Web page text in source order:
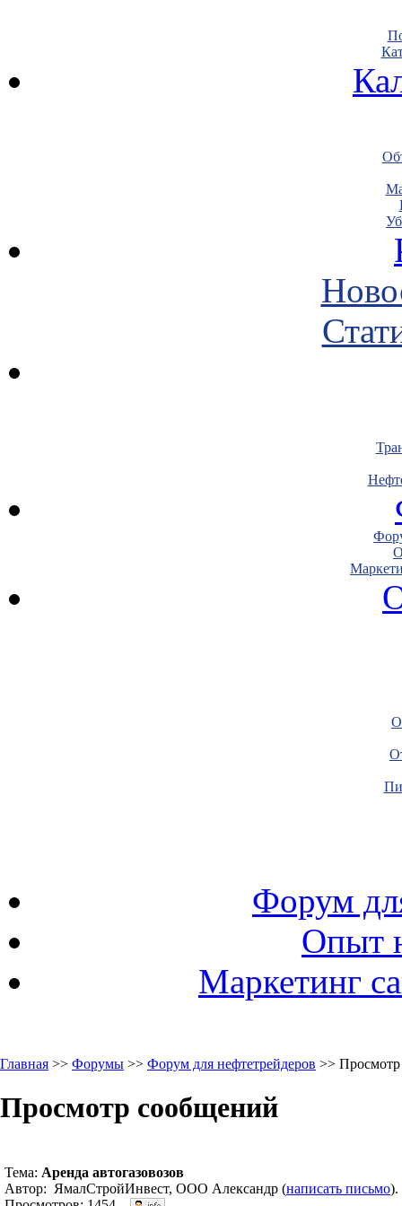
Форум
Опыт
Маркетинг
Главная >> Форумы >> Форум для нефтетрейдеров >>
Просмотр сообщений
Тема: Аренда автогазовозов
Автор: ЯмалСтройИнвест, ООО Александр (написать письмо).